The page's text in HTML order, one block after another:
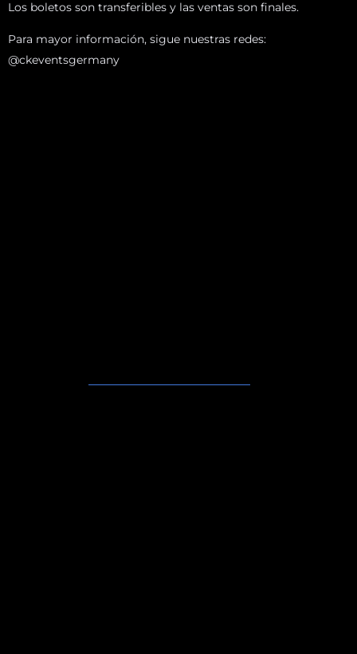
Los boletos son transferibles y las ventas son finales.
Para mayor información, sigue nuestras redes:
@ckeventsgermany